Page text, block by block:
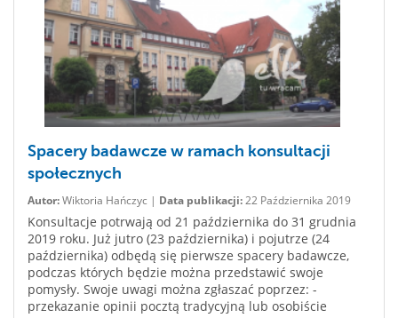
Spacery badawcze w ramach konsultacji
społecznych
Autor:Wiktoria Hańczyc | Data publikacji:22 Października 2019
Konsultacje potrwają od 21 października do 31 grudnia
2019 roku. Już jutro (23 października) i pojutrze (24
października) odbędą się pierwsze spacery badawcze,
podczas których będzie można przedstawić swoje
pomysły. Swoje uwagi można zgłaszać poprzez: -
przekazanie opinii pocztą tradycyjną lub osobiście